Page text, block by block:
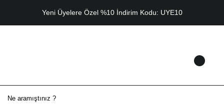
Yeni Üyelere Özel %10 İndirim Kodu: UYE10